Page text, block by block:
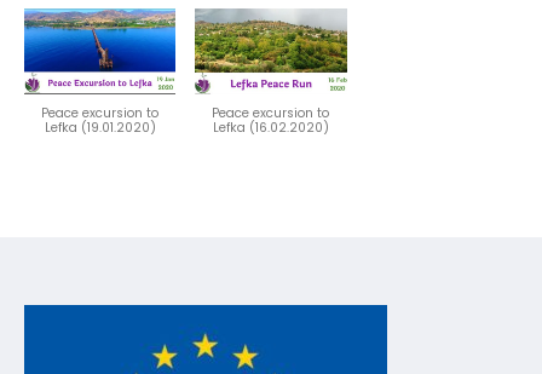
Peace excursion to
Lefka (19.01.2020)
Peace excursion to
Lefka (16.02.2020)